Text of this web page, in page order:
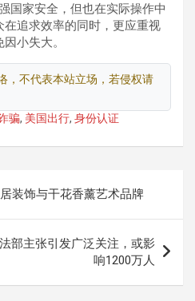
国家安全，但也在实际操作中
追求效率的同时，更应重视
小失大。
，不代表本站立场，若侵权请
骗, 美国出行, 身份认证
装饰与干花香薰艺术品牌
部主张引发广泛关注，或影
响1200万人